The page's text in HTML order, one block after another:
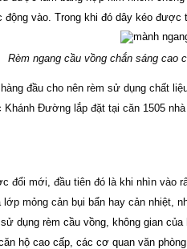
vào. Trong khi đó dây kéo được
Rèm ngang cầu vồng chắn sáng cao
đầu cho nên rèm sử dụng chất
Đường lắp đặt tại căn 1505
đổi mới, đầu tiên đó là khi nhìn
mỏng cản bụi bẩn hay cản
dụng rèm cầu vồng, không gian
hộ cao cấp, các cơ quan văn